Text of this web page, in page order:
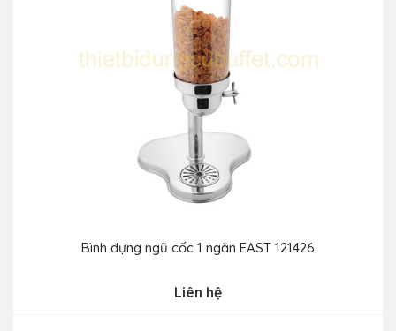
Bình đựng ngũ cốc 1 ngăn EAST 121426
Liên hệ